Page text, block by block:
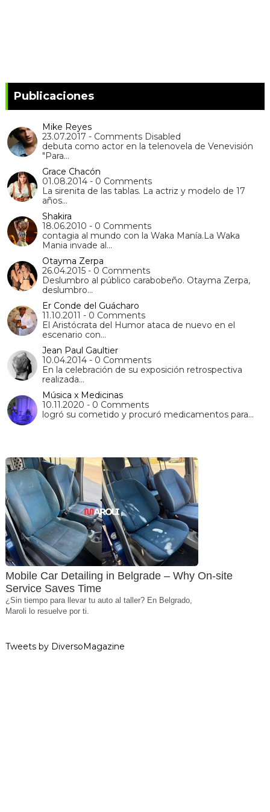
Publicaciones
Mike Reyes
23.07.2017 - Comments Disabled
debuta como actor en la telenovela de Venevisión
"Para…
Grace Chacón
01.08.2014 - 0 Comments
La sirenita de las tablas. La actriz y modelo de 17
años…
Shakira
18.06.2010 - 0 Comments
contagia al mundo con la Waka Manía.La Waka
Mania invade al…
Otayma Zerpa
26.04.2015 - 0 Comments
Deslumbro al público carabobeño. Otayma Zerpa,
deslumbro…
Er Conde del Guácharo
11.10.2011 - 0 Comments
El Aristócrata del Humor ataca de nuevo en el
escenario con…
Jean Paul Gaultier
10.04.2014 - 0 Comments
En la celebración de su exposición retrospectiva
realizada…
Música x Medicinas
10.11.2020 - 0 Comments
logró su cometido y procuró medicamentos para…
Mobile Car Detailing in Belgrade – Why On-site
Service Saves Time
¿Sin tiempo para llevar tu auto al taller? En Belgrado,
Maroli lo resuelve por ti.
Tweets by DiversoMagazine